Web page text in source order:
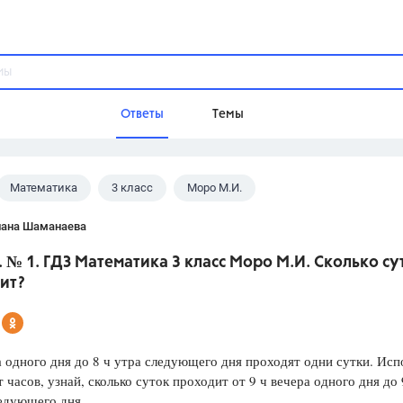
Ответы Темы
Домашнее задание
Разумовская М.М.,Габриелян
Математика 3 класс Моро М.И.
Шаманаева
№ 1. ГДЗ Математика 3 класс Моро М.И. Сколько
дня до 8 ч утра следующего дня проходят одни сутки.
часов, узнай, сколько суток проходит от 9 ч вечера одного дня до